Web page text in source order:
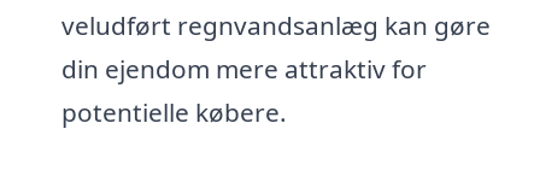
veludført regnvandsanlæg kan gøre
din ejendom mere attraktiv for
potentielle købere.